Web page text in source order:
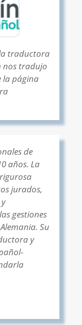
la traductora
nos tradujo
la página
de
años. La
jurados,
gestiones
Su
y